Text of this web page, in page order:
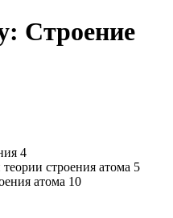
Строение
4
строения атома 5
атома 10